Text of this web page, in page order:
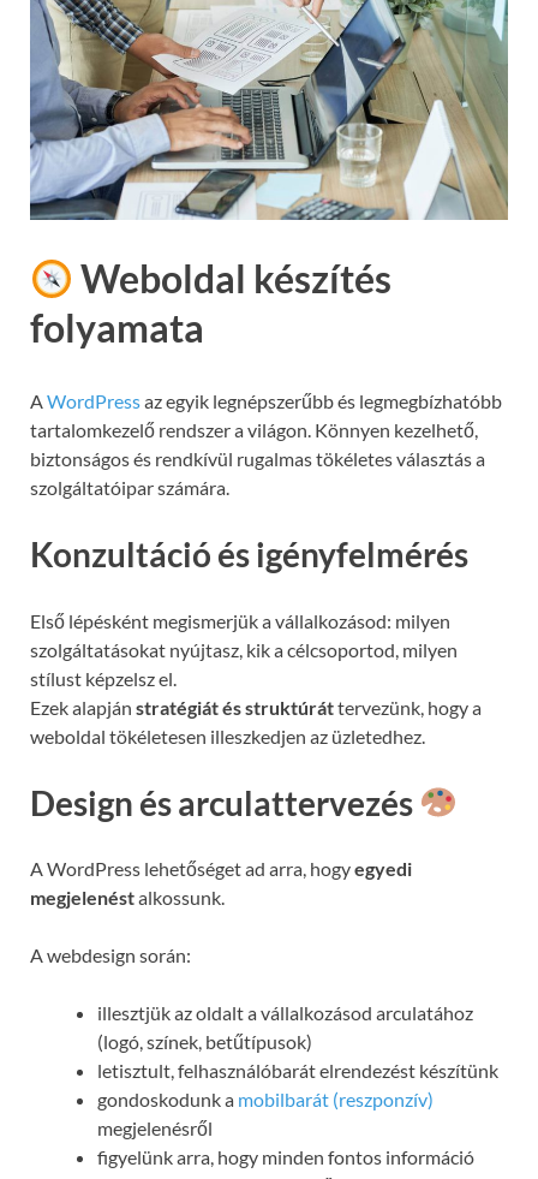
Weboldal készítés
folyamata
AWordPressaz egyik legnépszerűbb és legmegbízhatóbb
tartalomkezelő rendszer a világon. Könnyen kezelhető,
biztonságos és rendkívül rugalmas tökéletes választás a
szolgáltatóipar számára.
Konzultáció és igényfelmérés
Első lépésként megismerjük a vállalkozásod: milyen
szolgáltatásokat nyújtasz, kik a célcsoportod, milyen
stílust képzelsz el.
Ezek alapján stratégiát és struktúráttervezünk, hogy a
weboldal tökéletesen illeszkedjen az üzletedhez.
Design és arculattervezés
A WordPress lehetőséget ad arra, hogyegyedi
megjelenéstalkossunk.
A webdesign során:
illesztjük az oldalt a vállalkozásod arculatához
(logó, színek, betűtípusok)
letisztult, felhasználóbarát elrendezést készítünk
gondoskodunk a mobilbarát (reszponzív)
megjelenésről
figyelünk arra, hogy minden fontos információ